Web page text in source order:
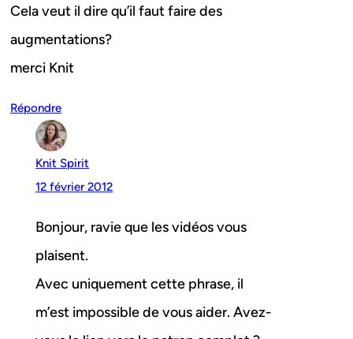
Cela veut il dire qu’il faut faire des
augmentations?
merci Knit
Répondre
Knit Spirit
12 février 2012
Bonjour, ravie que les vidéos vous
plaisent.
Avec uniquement cette phrase, il
m’est impossible de vous aider. Avez-